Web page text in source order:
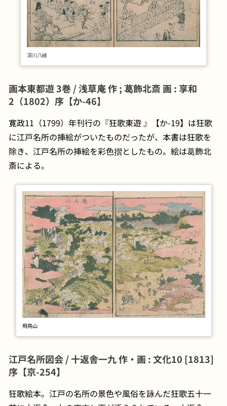
深川八幡
画本東都遊 3巻 / 浅草庵 作 ; 葛飾北斎 画 : 享和
2（1802）序【か-46】
寛政11（1799）年刊行の『狂歌東遊 』【か-19】は狂歌
に江戸名所の挿絵がついたものだったが、本書は狂歌を
除き、江戸名所の挿絵を彩色摺としたもの。絵は葛飾北
斎による。
飛鳥山
江戸名所図会 / 十返舎一九 作・画 : 文化10 [1813]
序【京-254】
狂歌絵本。江戸の名所の景色や風俗を詠んだ狂歌五十一